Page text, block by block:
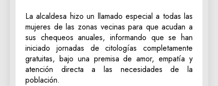
​La alcaldesa hizo un llamado especial a todas las
mujeres de las zonas vecinas para que acudan a
sus chequeos anuales, informando que se han
iniciado jornadas de citologías completamente
gratuitas, bajo una premisa de amor, empatía y
atención directa a las necesidades de la
población.